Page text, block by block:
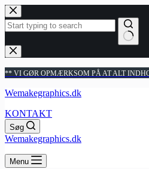
Fortsæt
til
indhold
Ingen
resultater
** VI GØR OPMÆRKSOM PÅ AT ALT
Wemakegraphics.dk
KONTAKT
Søg
Wemakegraphics.dk
Menu